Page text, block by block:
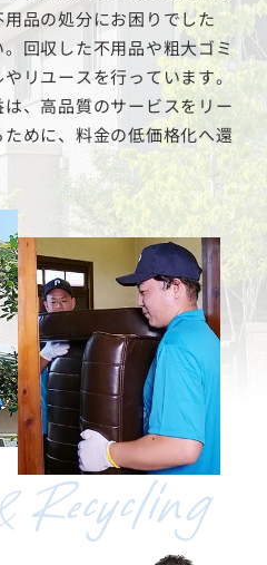
品の処分にお困りでした
回収した不用品や粗大ゴミ
リユースを行っています。
、高品質のサービスをリー
めに、料金の低価格化へ還